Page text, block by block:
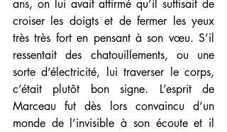
ans, on lui avait affirmé qu’il suffisait de
croiser les doigts et de fermer les yeux
très très fort en pensant à son vœu. S’il
ressentait des chatouillements, ou une
sorte d’électricité, lui traverser le corps,
c’était plutôt bon signe. L’esprit de
Marceau fut dès lors convaincu d’un
monde de l’invisible à son écoute et il